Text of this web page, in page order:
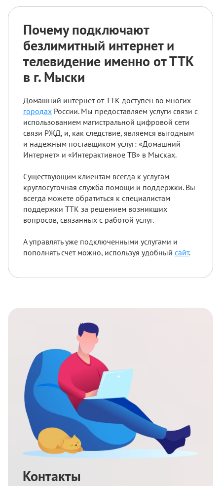
Почему подключают
безлимитный интернет и
телевидение именно от ТТК
в г. Мыски
Домашний интернет от ТТК доступен во многих
городах России. Мы предоставляем услуги связи с
использованием магистральной цифровой сети
связи РЖД, и, как следствие, являемся выгодным
и надежным поставщиком услуг: «Домашний
Интернет» и «Интерактивное ТВ» в Мысках.
Существующим клиентам всегда к услугам
круглосуточная служба помощи и поддержки. Вы
всегда можете обратиться к специалистам
поддержки ТТК за решением возникших
вопросов, связанных с работой услуг.
А управлять уже подключенными услугами и
пополнять счет можно, используя удобный сайт.
Контакты